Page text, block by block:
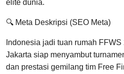
elite dunia.
🔍 Meta Deskripsi (SEO Meta)
Indonesia jadi tuan rumah
Jakarta siap menyambut
dan prestasi gemilang tim Free